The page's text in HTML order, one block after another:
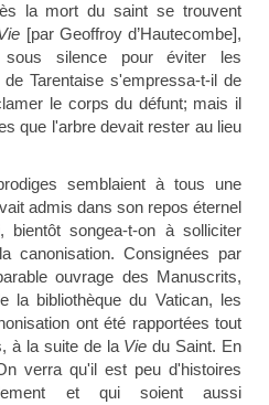
la mort du saint se trouvent
[par Geoffroy d’Hautecombe],
silence pour éviter les
Tarentaise s'empressa-t-il de
le corps du défunt; mais il
que l'arbre devait rester au lieu
semblaient à tous une
admis dans son repos éternel
bientôt songea-t-on à solliciter
canonisation. Consignées par
ouvrage des Manuscrits,
la bibliothèque du Vatican, les
ont été rapportées tout
à la suite de la Vie du Saint. En
verra qu'il est peu d'histoires
et qui soient aussi